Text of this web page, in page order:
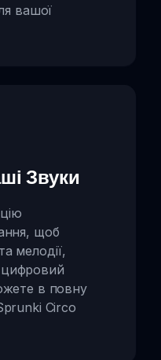
вашої
Звуки
щоб
мелодії,
в повну
Circo